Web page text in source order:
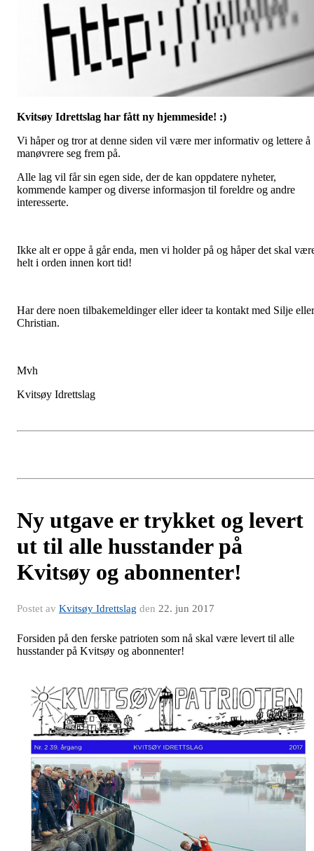
Kvitsøy Idrettslag har fått ny hjemmeside! :)
Vi håper og tror at denne siden vil være mer informativ og lettere å
manøvrere seg frem på.
Alle lag vil får sin egen side, der de kan oppdatere nyheter,
kommende kamper og diverse informasjon til foreldre og andre
interesserte.
Ikke alt er oppe å går enda, men vi holder på og håper det skal
helt i orden innen kort tid!
Har dere noen tilbakemeldinger eller ideer ta kontakt med Silje eller
Christian.
Mvh
Kvitsøy Idrettslag
Ny utgave er trykket og levert
ut til alle husstander på
Kvitsøy og abonnenter!
Postet av Kvitsøy Idrettslag den 22. jun 2017
Forsiden på den ferske patrioten som nå skal være levert til alle
husstander på Kvitsøy og abonnenter!